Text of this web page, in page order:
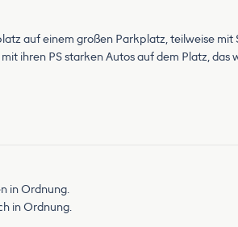
auf einem großen Parkplatz, teilweise mit
ihren PS starken Autos auf dem Platz, das
in Ordnung.
in Ordnung.